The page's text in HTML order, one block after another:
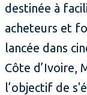
destinée à
acheteurs et
lancée dans
Côte d’Ivoire,
l’objectif de